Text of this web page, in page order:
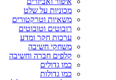
מכוניות על שלט
משאיות וטרקטורים
רובוטים וטובוטים
ערכות חקר ומדע
משחקי חשיבה
קלפים חברה וחשיבה
כמו גדולים
כמו גדולות